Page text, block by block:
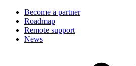
Become a partner
Roadmap
Remote support
News